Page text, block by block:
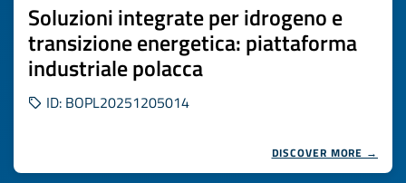
Soluzioni integrate per idrogeno e
transizione energetica: piattaforma
industriale polacca
ID: BOPL20251205014
DISCOVER MORE →